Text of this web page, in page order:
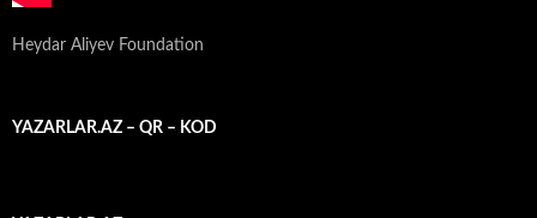
Heydar Aliyev Foundation
YAZARLAR.AZ – QR – KOD